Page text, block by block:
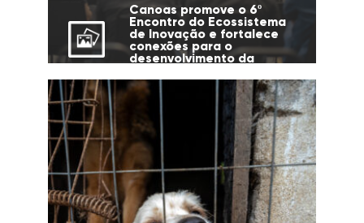
Canoas promove o 6º
Encontro do Ecossistema
de Inovação e fortalece
conexões para o
desenvolvimento da